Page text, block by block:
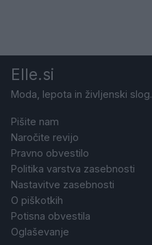
Elle.si
Moda, lepota in življenski slog.
Pišite nam
Naročite revijo
Pravno obvestilo
Politika varstva zasebnosti
Nastavitve zasebnosti
O piškotkih
Potisna obvestila
Oglaševanje